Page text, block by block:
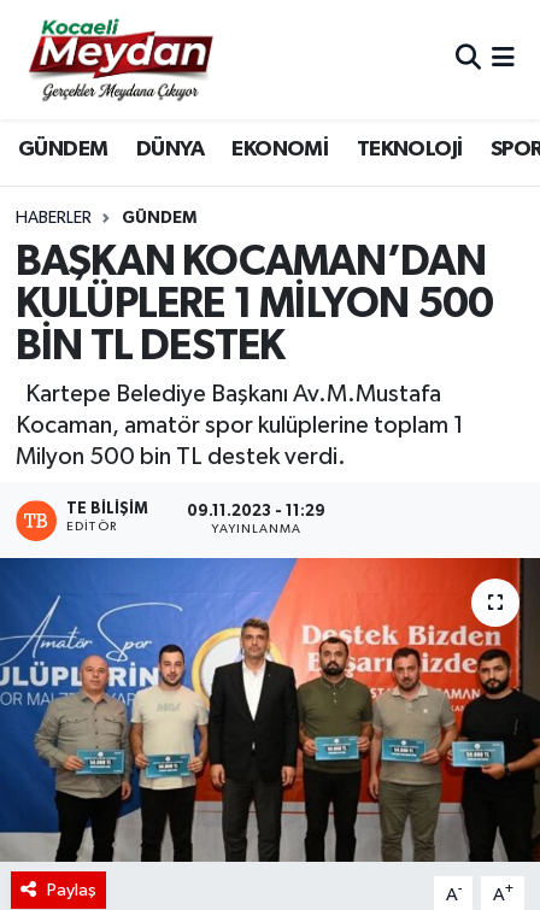
GÜNDEM DÜNYA EKONOMİ TEKNOLOJİ
HABERLER GÜNDEM
BAŞKAN KOCAMAN’DAN
KULÜPLERE 1 MİLYON 500
BİN TL DESTEK
Kartepe Belediye Başkanı Av.M.Mustafa
Kocaman, amatör spor kulüplerine toplam 1
Milyon 500 bin TL destek verdi.
TE BILIŞIM
EDITÖR
09.11.2023 - 11:29
YAYINLANMA
Paylaş A- A+
Nöbetçi Eczaneler
Hava Durumu
Trafik Durumu
Süper Lig Puan Durumu ve Fikstür
Tüm Manşetler
Son Dakika Haberleri
Haber Arşivi